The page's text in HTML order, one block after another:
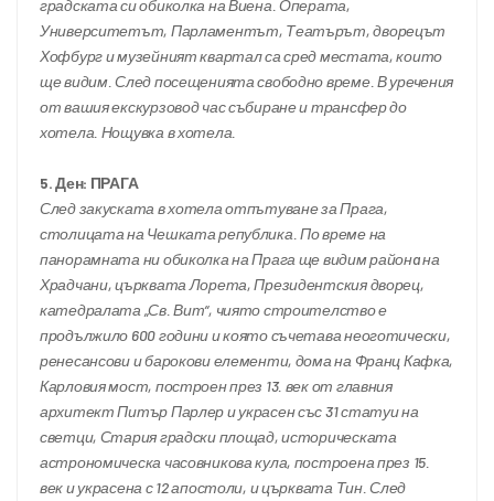
градската си обиколка на Виена. Операта,
Университетът, Парламентът, Театърът, дворецът
Хофбург и музейният квартал са сред местата, които
ще видим. След посещенията свободно време. В уречения
от вашия екскурзовод час събиране и трансфер до
хотела. Нощувка в хотела.
5. Ден: ПРАГА
След закуската в хотела отпътуване за Прага,
столицата на Чешката република. По време на
панорамната ни обиколка на Прага ще видим районa на
Храдчани, църквата Лорета, Президентския дворец,
катедралата „Св. Вит“, чиято строителство е
продължило 600 години и която съчетава неоготически,
ренесансови и барокови елементи, дома на Франц Кафка,
Карловия мост, построен през 13. век от главния
архитект Питър Парлер и украсен със 31 статуи на
светци, Стария градски площад, историческата
астрономическа часовникова кула, построена през 15.
век и украсена с 12 апостоли, и църквата Тин. След